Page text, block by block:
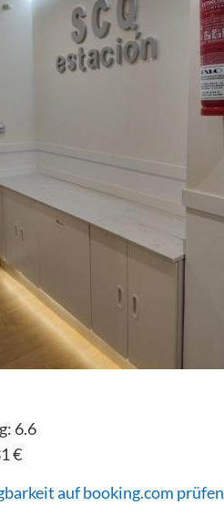
6.6
€
auf booking.com prüfen